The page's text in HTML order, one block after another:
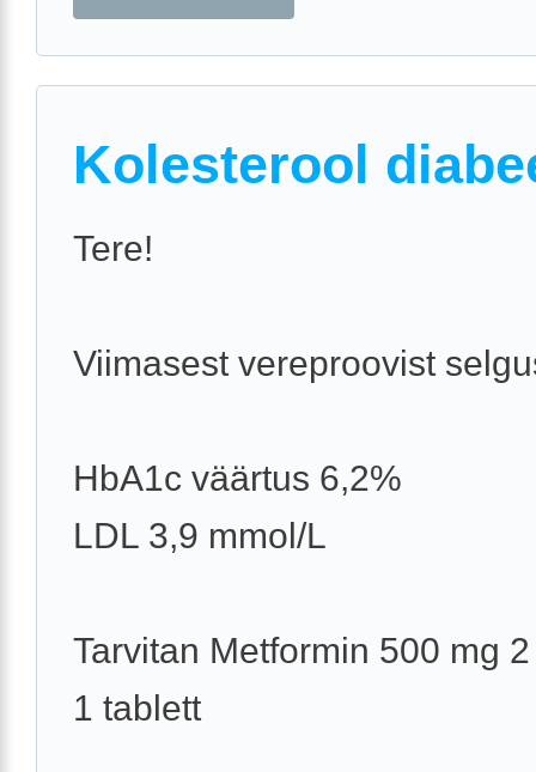
Kolesterool
Tere!
Viimasest vereproovist
HbA1c väärtus 6,2%
LDL 3,9 mmol/L
Tarvitan Metformin 500 mg
1 tablett